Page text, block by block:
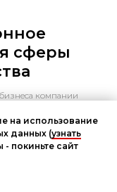
сферы
компании
на использование
данных (узнать
покиньте сайт